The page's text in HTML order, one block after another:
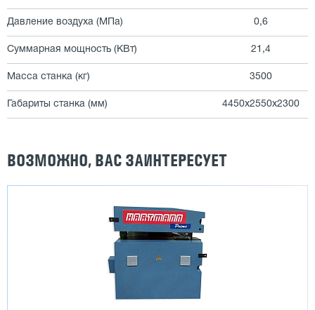
Давление воздуха (МПа) 0,6
Суммарная мощность (КВт) 21,4
Масса станка (кг) 3500
Габариты станка (мм) 4450x2550x2300
ВОЗМОЖНО, ВАС ЗАИНТЕРЕСУЕТ